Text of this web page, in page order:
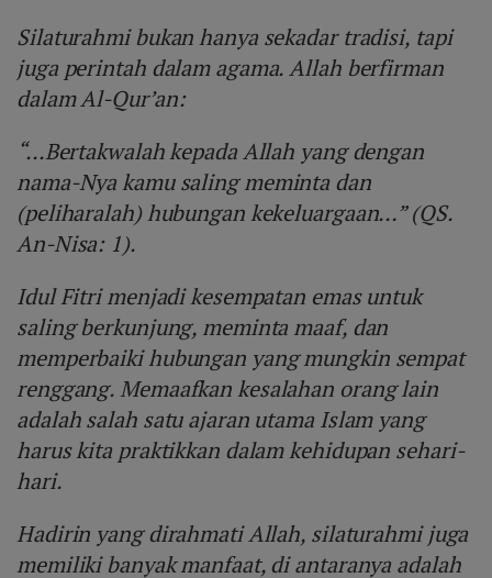
Silaturahmi bukan hanya sekadar tradisi, tapi
juga perintah dalam agama. Allah berfirman
dalam Al-Qur’an:
“...Bertakwalah kepada Allah yang dengan
nama-Nya kamu saling meminta dan
(peliharalah) hubungan kekeluargaan…” (QS.
An-Nisa: 1).
Idul Fitri menjadi kesempatan emas untuk
saling berkunjung, meminta maaf, dan
memperbaiki hubungan yang mungkin sempat
renggang. Memaafkan kesalahan orang lain
adalah salah satu ajaran utama Islam yang
harus kita praktikkan dalam kehidupan sehari-
hari.
Hadirin yang dirahmati Allah, silaturahmi juga
memiliki banyak manfaat, di antaranya adalah